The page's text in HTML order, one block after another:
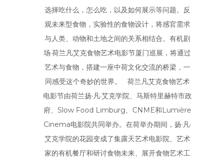
选择吃什么，怎么吃，以及如何展示等问题。反
观未来型食物，实验性的食物设计，将感官需求
与人类、动物和土地之间的关系相结合。有机剧
场·荷兰凡艾克食物艺术电影节厦门巡展，将通过
艺术与食物，搭建一座中荷文化交流的桥梁，一
同感受这个奇妙的世界。 荷兰凡艾克食物艺术
电影节由荷兰扬·凡·艾克学院、马斯特里赫特市政
府、Slow Food Limburg、CNME和Lumière
Cinema电影院共同举办。在荷举办期间，扬·凡·
艾克学院的花园变成了集露天艺术电影院、艺术
家的有机餐厅和研讨食物未来、展开食物艺术工